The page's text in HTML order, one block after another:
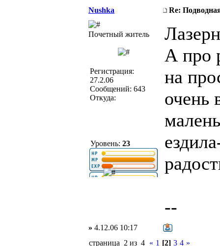
Nushka Re:
Почетный житель
Регистрация:
27.2.06
Сообщений: 643
Откуда:
Уровень: 23
А про
на
очень
--
» 4.12.06 10:17
страница 2 из 4 « 1 [2] 3 4 »